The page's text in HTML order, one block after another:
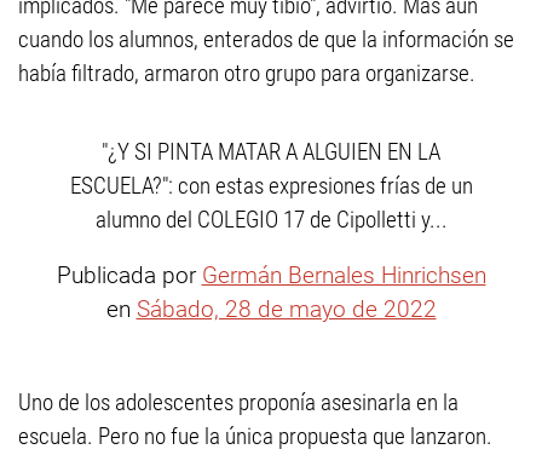
cuando los alumnos, enterados de que la información se
había filtrado, armaron otro grupo para organizarse.
"¿Y SI PINTA MATAR A ALGUIEN EN LA
ESCUELA?": con estas expresiones frías de un
alumno del COLEGIO 17 de Cipolletti y...
Publicada por Germán Bernales Hinrichsen
en Sábado, 28 de mayo de 2022
Uno de los adolescentes proponía asesinarla en la
escuela. Pero no fue la única propuesta que lanzaron.